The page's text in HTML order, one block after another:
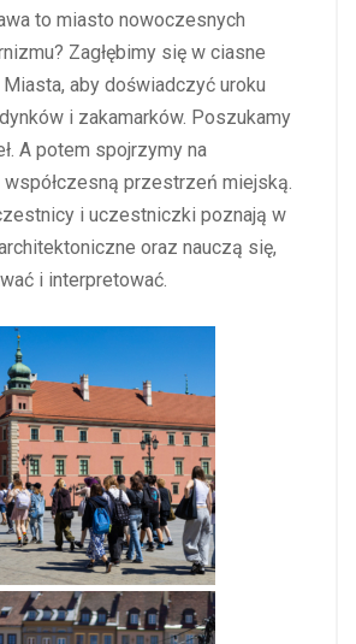
to miasto nowoczesnych
Zagłębimy się w ciasne
aby doświadczyć uroku
i zakamarków. Poszukamy
A potem spojrzymy na
przestrzeń miejską.
i uczestniczki poznają w
oraz nauczą się,
i interpretować.